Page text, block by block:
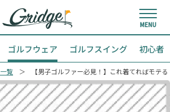
ゴルフウェア ゴルフスイング 初心者
覧 【男子ゴルファー必見！】これ着てればモテ